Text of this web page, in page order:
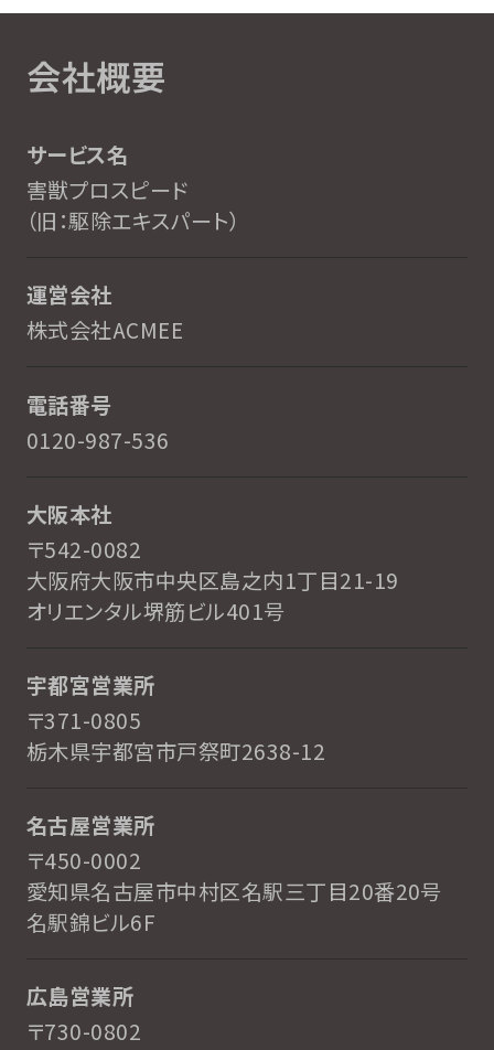
会社概要
サービス名
害獣プロスピード
（旧：駆除エキスパート）
運営会社
株式会社ACMEE
電話番号
0120-987-536
大阪本社
〒542-0082
大阪府大阪市中央区島之内1丁目21-19
オリエンタル堺筋ビル401号
宇都宮営業所
〒371-0805
栃木県宇都宮市戸祭町2638-12
名古屋営業所
〒450-0002
愛知県名古屋市中村区名駅三丁目20番20号
名駅錦ビル6F
広島営業所
〒730-0802